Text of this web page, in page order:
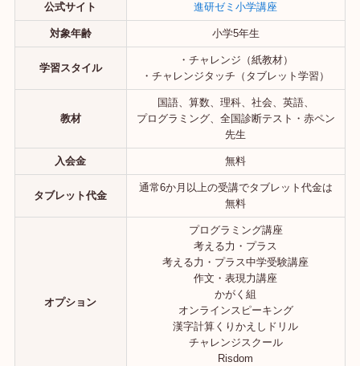
公式サイト 進研ゼミ小学講座
対象年齢 小学5年生
学習スタイル
・チャレンジ（紙教材）
・チャレンジタッチ（タブレット学習）
教材
国語、算数、理科、社会、英語、
プログラミング、全国診断テスト・赤ペン
先生
入会金 無料
タブレット代金
通常6か月以上の受講でタブレット代金は
無料
オプション
プログラミング講座
考える力・プラス
考える力・プラス中学受験講座
作文・表現力講座
かがく組
オンラインスピーキング
漢字計算くりかえしドリル
チャレンジスクール
Risdom